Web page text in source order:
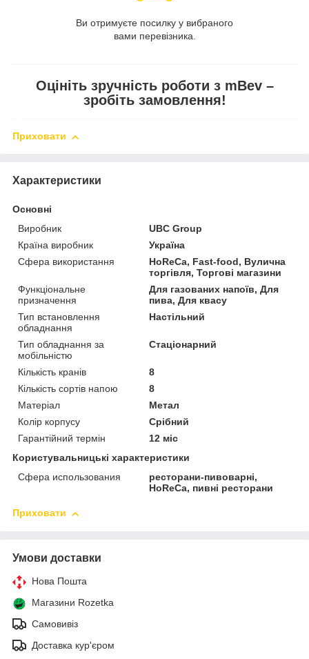
Ви отримуєте посилку у вибраного
вами перевізника.
Оцініть зручність роботи з mBev –
зробіть замовлення!
Приховати
Характеристики
Основні
Виробник
UBC Group
Країна виробник
Україна
Сфера використання
HoReCa, Fast-food, Вулична
торгівля, Торгові магазини
Функціональне
призначення
Для газованих напоїв, Для
пива, Для квасу
Тип встановлення
обладнання
Настільний
Тип обладнання за
мобільністю
Стаціонарний
Кількість кранів
8
Кількість сортів напою
8
Матеріал
Метал
Колір корпусу
Срібний
Гарантійний термін
12 міс
Користувальницькі характеристики
Сфера использования
ресторани-пивоварні,
HoReCa, пивні ресторани
Приховати
Умови доставки
Нова Пошта
Магазини Rozetka
Самовивіз
Доставка кур'єром